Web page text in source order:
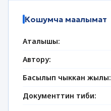
Кошумча маалымат
Аталышы:
Автору:
Басылып чыккан жылы:
Документтин тиби: